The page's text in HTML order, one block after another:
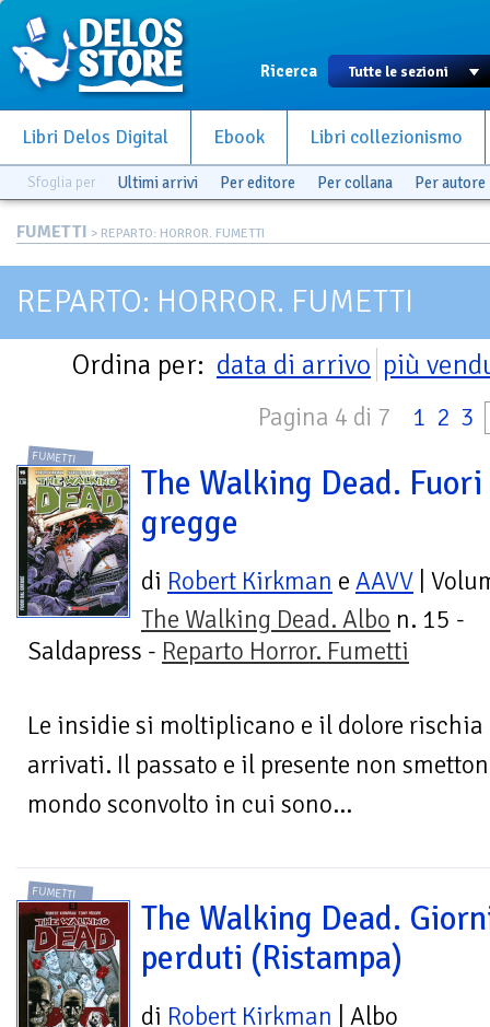
Ricerca
Libri Delos Digital Ebook Libri collezionismo
Sfoglia per Ultimi arrivi Per editore Per collana Per autore
FUMETTI > REPARTO: HORROR. FUMETTI
REPARTO: HORROR. FUMETTI
Ordina per: data di arrivo più
Pagina 4 di 7 1 2 3
FUMETTI
The Walking Dead.
gregge
di Robert Kirkman e AAVV |
The Walking Dead. Albo n. 15 -
Saldapress - Reparto Horror. Fumetti
Le insidie si moltiplicano e il dolore
arrivati. Il passato e il presente non
mondo sconvolto in cui sono...
FUMETTI
The Walking Dead.
perduti (Ristampa)
di Robert Kirkman | Albo